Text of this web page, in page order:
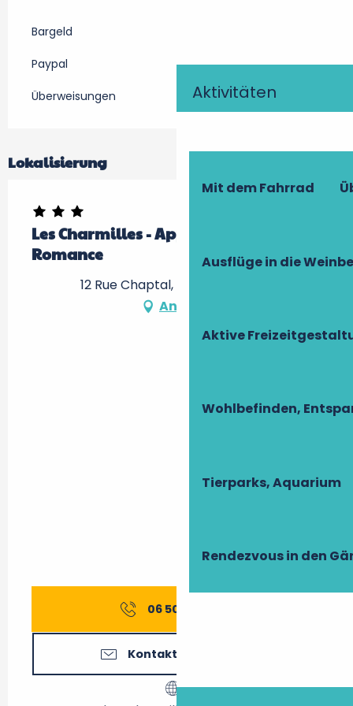
Aktivitäten
Mit dem Fahrrad
Ausflüge in die
Aktive
Wohlbefinden,
Tierparks, Aquarium
Rendezvous in den
Bargeld
Paypal
Überweisungen
Lokalisierung
Les Charmilles - Appartement
Romance
12 Rue Chaptal, 37400 Amboise
Anfahrt
06 50 86 87
Kontaktieren Sie uns